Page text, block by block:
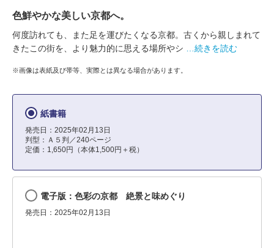
色鮮やかな美しい京都へ。
何度訪れても、また足を運びたくなる京都。古くから親しまれて
きたこの街を、より魅力的に思える場所やシ
…続きを読む
※画像は表紙及び帯等、実際とは異なる場合があります。
紙書籍
発売日：2025年02月13日
判型：Ａ５判／240ページ
定価：1,650円（本体1,500円＋税）
電子版：色彩の京都 絶景と味めぐり
発売日：2025年02月13日